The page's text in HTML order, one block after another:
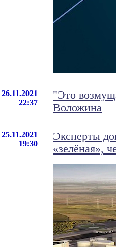
26.11.2021
22:37
"Это
Воложина
25.11.2021
19:30
Эксперты
«зелёная»,